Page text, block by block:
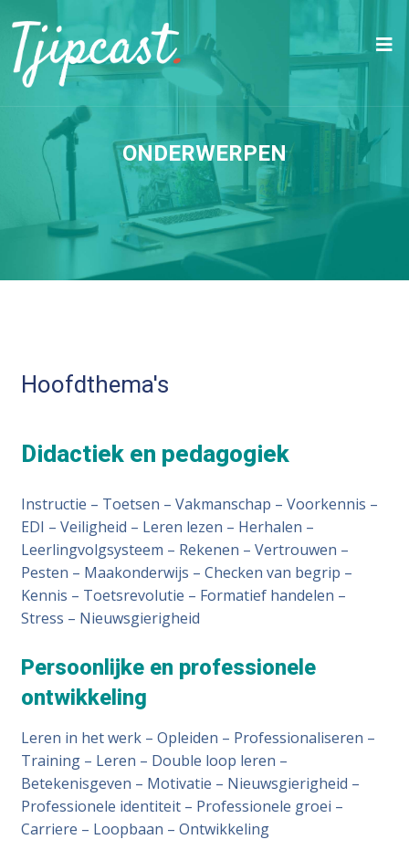
ONDERWERPEN
Hoofdthema's
Didactiek en pedagogiek
Instructie – Toetsen – Vakmanschap – Voorkennis –
EDI – Veiligheid – Leren lezen – Herhalen –
Leerlingvolgsysteem – Rekenen – Vertrouwen –
Pesten – Maakonderwijs – Checken van begrip –
Kennis – Toetsrevolutie – Formatief handelen –
Stress – Nieuwsgierigheid
Persoonlijke en professionele
ontwikkeling
Leren in het werk – Opleiden – Professionaliseren –
Training – Leren – Double loop leren –
Betekenisgeven – Motivatie – Nieuwsgierigheid –
Professionele identiteit – Professionele groei –
Carriere – Loopbaan – Ontwikkeling